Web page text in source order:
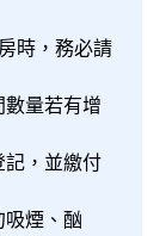
時，務必請
量若有增
，並繳付
煙、酗